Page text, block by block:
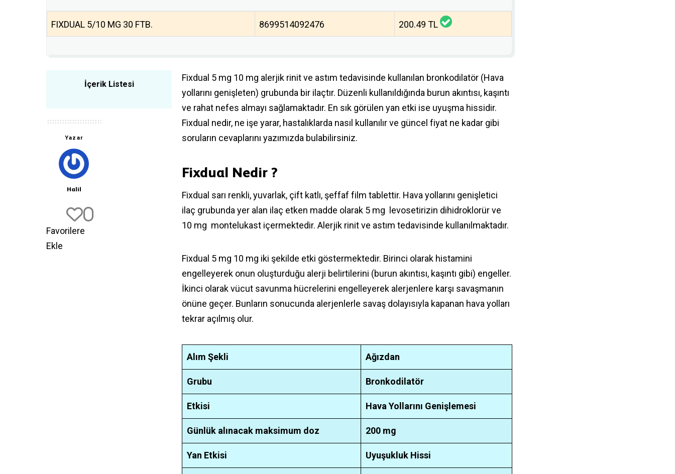
FIXDUAL 5/10 MG 30 FTB. 8699514092476 200.49 TL
İçerik Listesi
Yazar
Halil
0
Favorilere
Ekle
Fixdual 5 mg 10 mg alerjik rinit ve astım tedavisinde kullanılan bronkodilatör (Hava
yollarını genişleten) grubunda bir ilaçtır. Düzenli kullanıldığında burun akıntısı, kaşıntı
ve rahat nefes almayı sağlamaktadır. En sık görülen yan etki ise uyuşma hissidir.
Fixdual nedir, ne işe yarar, hastalıklarda nasıl kullanılır ve güncel fiyat ne kadar gibi
soruların cevaplarını yazımızda bulabilirsiniz.
Fixdual Nedir ?
Fixdual sarı renkli, yuvarlak, çift katlı, şeffaf film tablettir. Hava yollarını genişletici
ilaç grubunda yer alan ilaç etken madde olarak 5 mg levosetirizin dihidroklorür ve
10 mg montelukast içermektedir. Alerjik rinit ve astım tedavisinde kullanılmaktadır.
Fixdual 5 mg 10 mg iki şekilde etki göstermektedir. Birinci olarak histamini
engelleyerek onun oluşturduğu alerji belirtilerini (burun akıntısı, kaşıntı gibi) engeller.
İkinci olarak vücut savunma hücrelerini engelleyerek alerjenlere karşı savaşmanın
önüne geçer. Bunların sonucunda alerjenlerle savaş dolayısıyla kapanan hava yolları
tekrar açılmış olur.
Alım Şekli Ağızdan
Grubu Bronkodilatör
Etkisi Hava Yollarını Genişlemesi
Günlük alınacak maksimum doz 200 mg
Yan Etkisi Uyuşukluk Hissi